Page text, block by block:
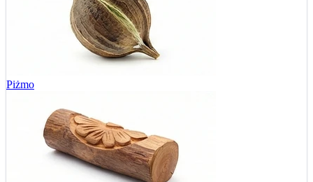
Piżmo